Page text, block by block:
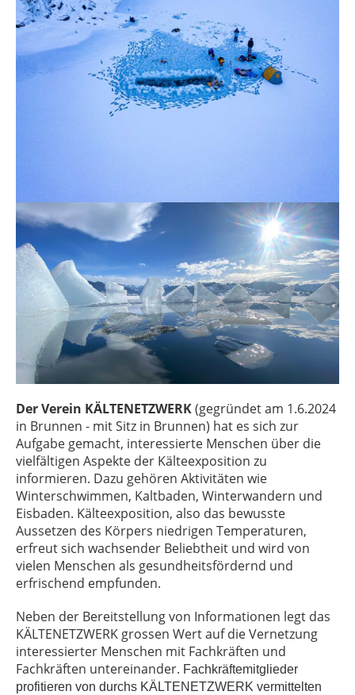
Der Verein KÄLTENETZWERK(gegründet am 1.6.2024
in Brunnen - mit Sitz in Brunnen) hat es sich zur
Aufgabe gemacht, interessierte Menschen über die
vielfältigen Aspekte der Kälteexposition zu
informieren. Dazu gehören Aktivitäten wie
Winterschwimmen, Kaltbaden, Winterwandern und
Eisbaden. Kälteexposition, also das bewusste
Aussetzen des Körpers niedrigen Temperaturen,
erfreut sich wachsender Beliebtheit und wird von
vielen Menschen als gesundheitsfördernd und
erfrischend empfunden.
Neben der Bereitstellung von Informationen legt das
KÄLTENETZWERK grossen Wert auf die Vernetzung
interessierter Menschen mit Fachkräften und
Fachkräften untereinander. Fachkräftemitglieder
profitieren von durchs KÄLTENETZWERK vermittelten